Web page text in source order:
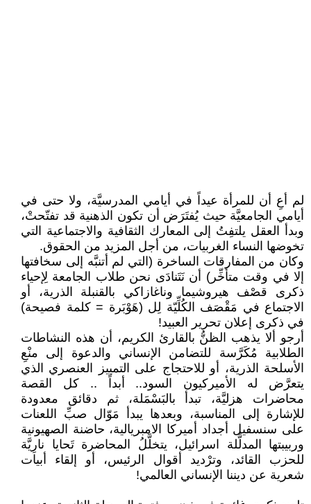
لم أعِ أن للمرأة عيداً في أيامي المدرسيَّة، ولا حتى في
أيامي الجامعيَّة حيث يُفتَرَض أن تكون الذهنية قد تفتّحتْ،
وبدأ العقل يلتفِتُ إلى المعارك الثقافية والاجتماعية التي
تخوضها النساء الغربيات، من أجل المزيد من الحقوق.
وكان من المفارقات الساخرة (التي لم أتنبَّه إلى سخافتها
إلا في وقت متأخِّر) أن نَتَنادَى نحن طلاب الجامعة لِإحياء
ذكرى قصْف هيروشيما وناغازاكي بالقنبلة الذرية، أو
الاجتماع في مَقْصَف الكُلِّيّة لِل (هَوْبَرة = كلمة فصيحة)
في ذكرى إعلان تحرير العبيد!
أرجو ألا يذهب الظنُّ بالقارئ الكريم، أن هذه النشاطات
الطلابية مُكَرَّسة للتضامن الإنساني والدعوة إلى منْعِ
الأسلحة الذرية، أو للاحتجاج على التمييز العنصري الذي
يتعرَّض له الأميركيون السود.. أبداً .. كل القصة
محاضرات هزليَّة، تبدأ بالبَسْمَلة، ثم دقائق معدودة
للإشارة إلى المناسبة، وبعدها يبدأ مَوّال صبِّ اللعنات
على سنسفيل أجداد أميركا الامبريالية، حاضنة الصهيونية
وربيبتها المدلَّلة اسرائيل، يتخلَّلُ المحاضرة تَحايا نارِيَّة
للحزب القائد، وترْديد أقوال الرئيس، أو إلقاء أبيات
شعرية عن ديننا الإنساني العالمي!